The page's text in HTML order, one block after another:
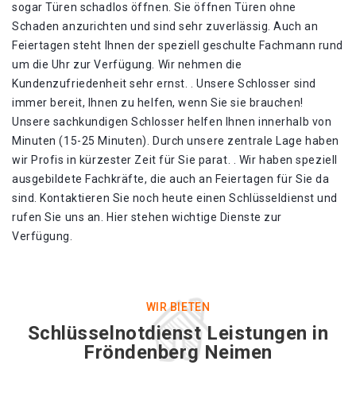
sogar Türen schadlos öffnen. Sie öffnen Türen ohne
Schaden anzurichten und sind sehr zuverlässig. Auch an
Feiertagen steht Ihnen der speziell geschulte Fachmann rund
um die Uhr zur Verfügung. Wir nehmen die
Kundenzufriedenheit sehr ernst. . Unsere Schlosser sind
immer bereit, Ihnen zu helfen, wenn Sie sie brauchen!
Unsere sachkundigen Schlosser helfen Ihnen innerhalb von
Minuten (15-25 Minuten). Durch unsere zentrale Lage haben
wir Profis in kürzester Zeit für Sie parat. . Wir haben speziell
ausgebildete Fachkräfte, die auch an Feiertagen für Sie da
sind. Kontaktieren Sie noch heute einen Schlüsseldienst und
rufen Sie uns an. Hier stehen wichtige Dienste zur
Verfügung.
WIR BIETEN
Schlüsselnotdienst Leistungen in
Fröndenberg Neimen